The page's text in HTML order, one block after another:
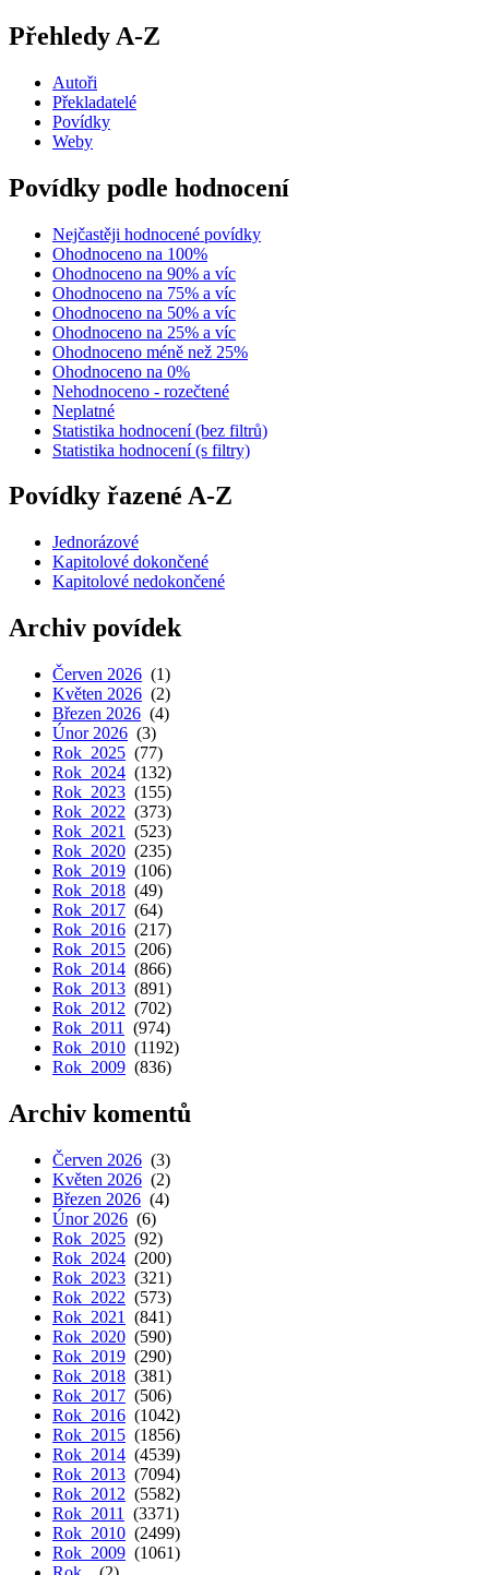
Přehledy A-Z
Autoři
Překladatelé
Povídky
Weby
Povídky podle hodnocení
Nejčastěji hodnocené povídky
Ohodnoceno na 100%
Ohodnoceno na 90% a víc
Ohodnoceno na 75% a víc
Ohodnoceno na 50% a víc
Ohodnoceno na 25% a víc
Ohodnoceno méně než 25%
Ohodnoceno na 0%
Nehodnoceno - rozečtené
Neplatné
Statistika hodnocení (bez filtrů)
Statistika hodnocení (s filtry)
Povídky řazené A-Z
Jednorázové
Kapitolové dokončené
Kapitolové nedokončené
Archiv povídek
Červen 2026 (1)
Květen 2026 (2)
Březen 2026 (4)
Únor 2026 (3)
Rok 2025 (77)
Rok 2024 (132)
Rok 2023 (155)
Rok 2022 (373)
Rok 2021
(523)
Rok 2020 (235)
Rok 2019 (106)
Rok 2018 (49)
Rok 2017 (64)
Rok 2016 (217)
Rok 2015 (206)
Rok 2014 (866)
Rok 2013 (891)
Rok 2012 (702)
Rok 2011
(974)
Rok 2010 (1192)
Rok 2009 (836)
Archiv komentů
Červen 2026 (3)
Květen 2026 (2)
Březen 2026 (4)
Únor 2026 (6)
Rok 2025 (92)
Rok 2024 (200)
Rok 2023 (321)
Rok 2022 (573)
Rok 2021
(841)
Rok 2020 (590)
Rok 2019 (290)
Rok 2018 (381)
Rok 2017 (506)
Rok 2016 (1042)
Rok 2015 (1856)
Rok 2014 (4539)
Rok 2013 (7094)
Rok 2012 (5582)
Rok 2011
(3371)
Rok 2010 (2499)
Rok 2009 (1061)